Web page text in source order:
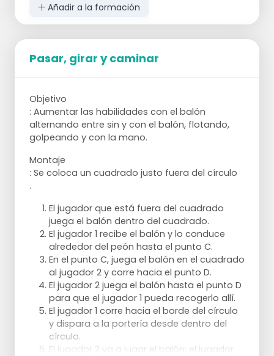
de pelotas con usted como entrenador
Variaciones:
La estación F puede omitirse cuando sólo
se quiera centrar en el abordaje por detrás.
Luego corres hacia el círculo y terminas en
gol.
También puedes hacer el ejercicio desde
un solo lado. Entonces necesitarás menos
jugadores.
Añadir a la formación
Pasar, girar y caminar
Objetivo
: Aumentar las habilidades con el balón
alternando entre sin y con el balón, flotando,
golpeando y con la mano.
Montaje
: Se coloca un cuadrado justo fuera del círculo
.
El jugador que está fuera del cuadrado
juega el balón dentro del cuadrado.
El jugador 1 recibe el balón y lo conduce
alrededor del peón hasta el punto C.
En el punto C, juega el balón en el cuadrado
al jugador 2 y corre hacia el punto D.
El jugador 2 juega el balón hasta el punto D
para que el jugador 1 pueda recogerlo allí.
El jugador 1 corre hacia el borde del círculo
y dispara a la portería desde dentro del
círculo.
El jugador 2 va a jugar el balón; el jugador